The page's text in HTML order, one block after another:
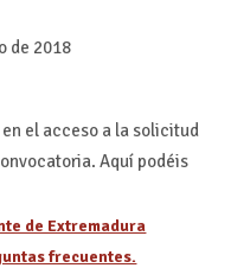
de 2018
el acceso a la solicitud
Aquí podéis
de Extremadura
frecuentes.